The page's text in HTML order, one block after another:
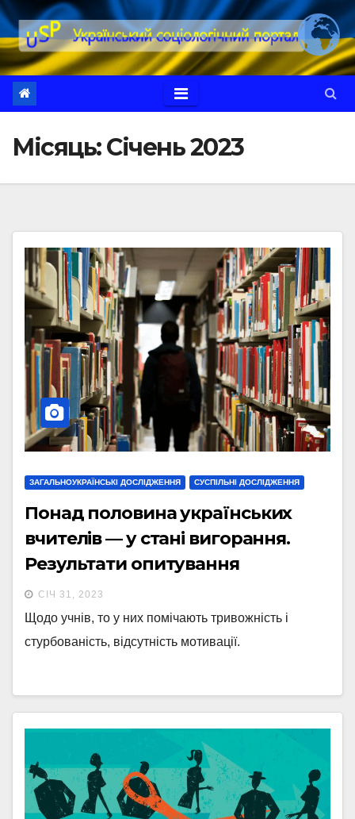
Перейти
до
вмісту
Місяць:Січень 2023
ЗАГАЛЬНОУКРАЇНСЬКІ ДОСЛІДЖЕННЯ СУСПІЛЬНІ ДОСЛІДЖЕННЯ
Понад половина українських
вчителів — у стані вигорання.
Результати опитування
СІЧ 31, 2023
Щодо учнів, то у них помічають тривожність і
стурбованість, відсутність мотивації.